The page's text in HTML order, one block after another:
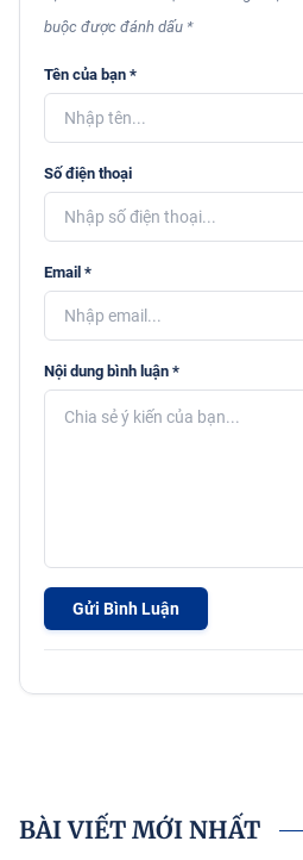
buộc được đánh dấu *
Tên của bạn *
Số điện thoại
Email *
Nội dung bình luận *
Gửi Bình Luận
BÀI VIẾT MỚI NHẤT